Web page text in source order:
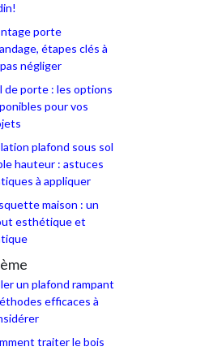
porte
étapes clés à
négliger
de porte : les options
pour vos
plafond sous sol
hauteur : astuces
à appliquer
maison : un
esthétique et
un plafond rampant
efficaces à
traiter le bois